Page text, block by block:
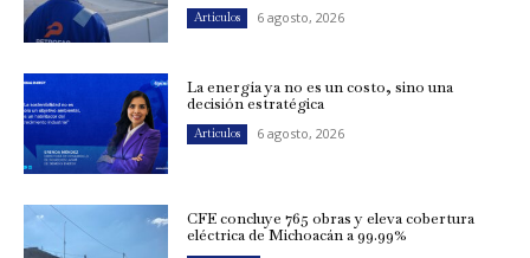
Artículos 6 agosto, 2026
La energía ya no es un costo, sino una
decisión estratégica
Artículos 6 agosto, 2026
CFE concluye 765 obras y eleva cobertura
eléctrica de Michoacán a 99.99%